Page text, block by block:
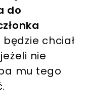
do
chciał
nie
mu tego